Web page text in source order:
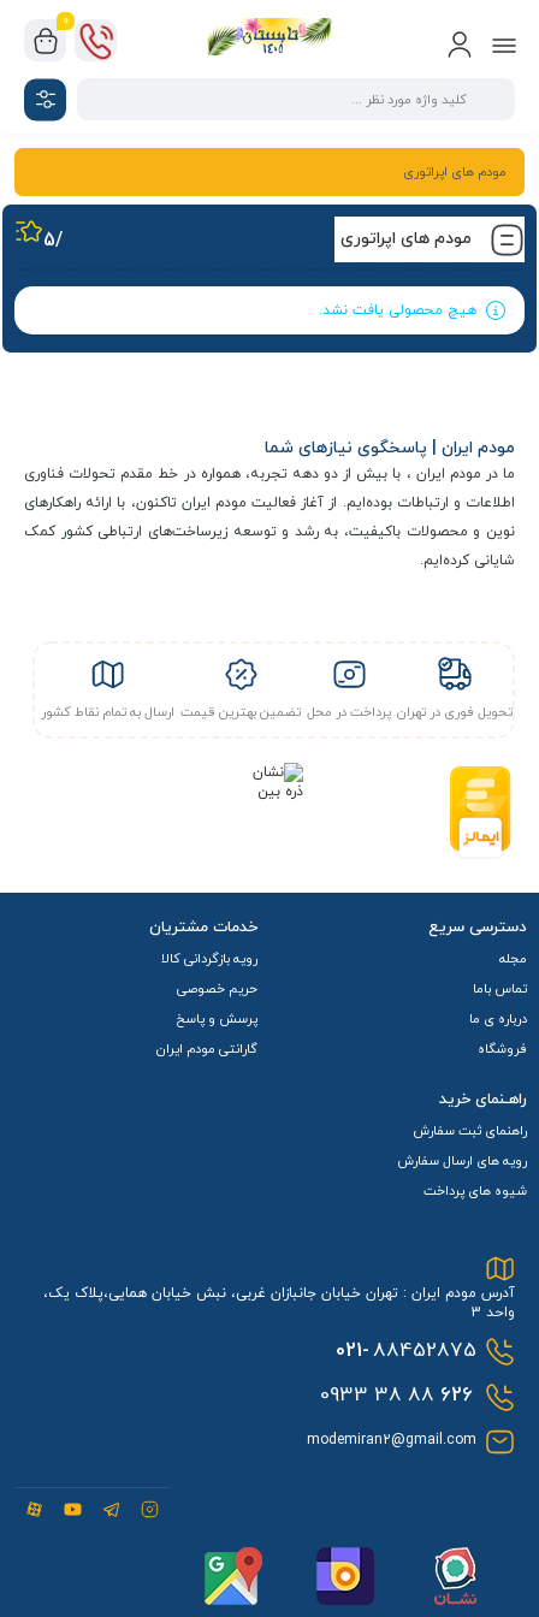
0
مودم های اپراتوری
مودم های اپراتوری /5
هیچ محصولی یافت نشد.
مودم ایران | پاسخگوی نیازهای شما
ما در مودم ایران ، با بیش از دو دهه تجربه، همواره در خط مقدم تحولات فناوری
اطلاعات و ارتباطات بوده‌ایم. از آغاز فعالیت مودم ایران تاکنون، با ارائه راهکارهای
نوین و محصولات باکیفیت، به رشد و توسعه زیرساخت‌های ارتباطی کشور کمک
شایانی کرده‌ایم.
تحویل فوری در تهران پرداخت در محل تضمین بهترین قیمت ارسال به تمام نقاط کشور
دسترسی سریع
مجله
تماس باما
درباره ی ما
فروشگاه
خدمات مشتریان
رویه بازگردانی کالا
حریم خصوصی
پرسش و پاسخ
گارانتی مودم ایران
راهـنمای خرید
راهنمای ثبت سفارش
رویه های ارسال سفارش
شیوه های پرداخت
آدرس مودم ایران : تهران خیابان جانبازان غربی، نبش خیابان همایی،پلاک یک،
واحد 3
021-88452875
626
88 38 0933
modemiran2@gmail.com